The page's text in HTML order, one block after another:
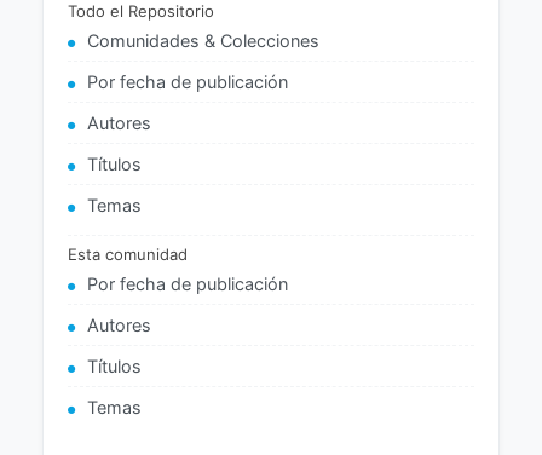
Todo el Repositorio
Comunidades & Colecciones
Por fecha de publicación
Autores
Títulos
Temas
Esta comunidad
Por fecha de publicación
Autores
Títulos
Temas